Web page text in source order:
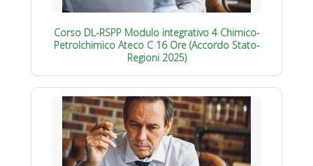
Corso DL-RSPP Modulo integrativo 4 Chimico-
Petrolchimico Ateco C 16 Ore (Accordo Stato-
Regioni 2025)